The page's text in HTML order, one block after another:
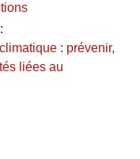
: prévenir,
liées au